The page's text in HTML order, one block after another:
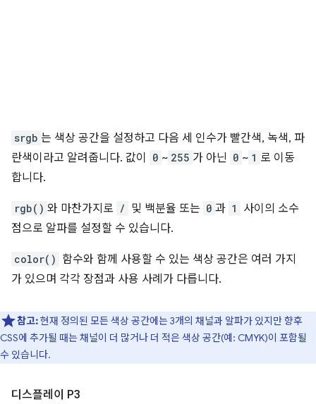
srgb 는 색상 공간을 설정하고 다음 세 인수가 빨간색, 녹색, 파
란색이라고 알려줍니다. 값이
0 ~ 255 가 아닌 0 ~ 1 로 이동
합니다.
rgb() 와 마찬가지로 / 및 백분율 또는 0 과 1
사이의 소수
점으로 알파를 설정할 수 있습니다.
color() 함수와 함께 사용할 수 있는 색상 공간은 여러 가지
가 있으며 각각 장점과 사용 사례가 다릅니다.
참고:현재 정의된 모든 색상 공간에는 3개의 채널과 알파가 있지만 향후
CSS에 추가될 때는 채널이 더 많거나 더 적은 색상 공간(예: CMYK)이 포함될
수 있습니다.
디스플레이 P3